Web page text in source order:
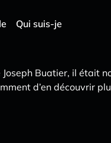
Qui suis-je
Buatier, il était
d’en découvrir